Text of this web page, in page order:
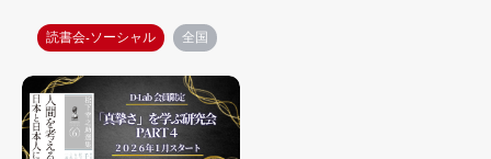
読書会-ソーシャル 全国